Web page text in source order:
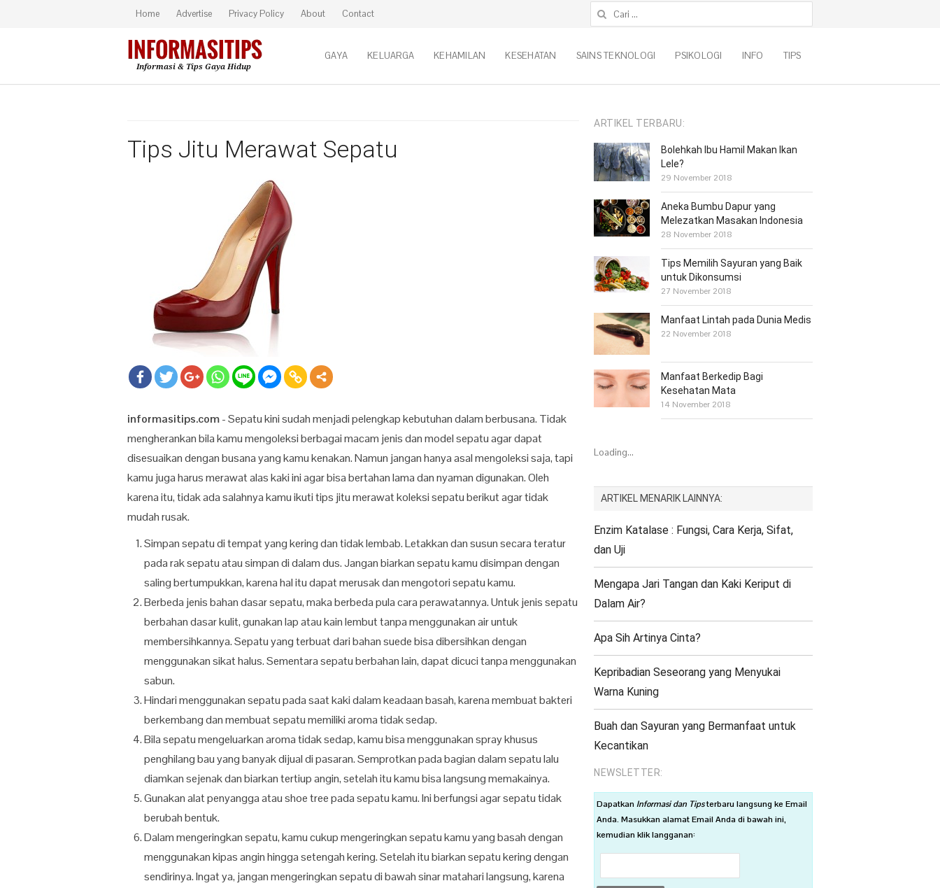
Home Advertise Privacy Policy About Contact Cari untuk:
GAYA KELUARGA KEHAMILAN KESEHATAN SAINS TEKNOLOGI PSIKOLOGI INFO TIPS
Tips Jitu Merawat Sepatu
informasitips.com- Sepatu kini sudah menjadi pelengkap kebutuhan dalam berbusana. Tidak
mengherankan bila kamu mengoleksi berbagai macam jenis dan model sepatu agar dapat
disesuaikan dengan busana yang kamu kenakan. Namun jangan hanya asal mengoleksi saja, tapi
kamu juga harus merawat alas kaki ini agar bisa bertahan lama dan nyaman digunakan. Oleh
karena itu, tidak ada salahnya kamu ikuti tips jitu merawat koleksi sepatu berikut agar tidak
mudah rusak.
Simpan sepatu di tempat yang kering dan tidak lembab. Letakkan dan susun secara teratur
pada rak sepatu atau simpan di dalam dus. Jangan biarkan sepatu kamu disimpan dengan
saling bertumpukkan, karena hal itu dapat merusak dan mengotori sepatu kamu.
Berbeda jenis bahan dasar sepatu, maka berbeda pula cara perawatannya. Untuk jenis sepatu
berbahan dasar kulit, gunakan lap atau kain lembut tanpa menggunakan air untuk
membersihkannya. Sepatu yang terbuat dari bahan suede bisa dibersihkan dengan
menggunakan sikat halus. Sementara sepatu berbahan lain, dapat dicuci tanpa menggunakan
sabun.
Hindari menggunakan sepatu pada saat kaki dalam keadaan basah, karena membuat bakteri
berkembang dan membuat sepatu memiliki aroma tidak sedap.
Bila sepatu mengeluarkan aroma tidak sedap, kamu bisa menggunakan spray khusus
penghilang bau yang banyak dijual di pasaran. Semprotkan pada bagian dalam sepatu lalu
diamkan sejenak dan biarkan tertiup angin, setelah itu kamu bisa langsung memakainya.
Gunakan alat penyangga atau shoe tree pada sepatu kamu. Ini berfungsi agar sepatu tidak
berubah bentuk.
Dalam mengeringkan sepatu, kamu cukup mengeringkan sepatu kamu yang basah dengan
menggunakan kipas angin hingga setengah kering. Setelah itu biarkan sepatu kering dengan
sendirinya. Ingat ya, jangan mengeringkan sepatu di bawah sinar matahari langsung, karena
ARTIKEL TERBARU:
Bolehkah Ibu Hamil Makan Ikan
Lele?
29 November 2018
Aneka Bumbu Dapur yang
Melezatkan Masakan Indonesia
28 November 2018
Tips Memilih Sayuran yang Baik
untuk Dikonsumsi
27 November 2018
Manfaat Lintah pada Dunia Medis
22 November 2018
Manfaat Berkedip Bagi
Kesehatan Mata
14 November 2018
Loading...
ARTIKEL MENARIK LAINNYA:
Enzim Katalase : Fungsi, Cara Kerja, Sifat,
dan Uji
Mengapa Jari Tangan dan Kaki Keriput di
Dalam Air?
Apa Sih Artinya Cinta?
Kepribadian Seseorang yang Menyukai
Warna Kuning
Buah dan Sayuran yang Bermanfaat untuk
Kecantikan
NEWSLETTER:
DapatkanInformasi dan Tipsterbaru langsung ke Email
Anda. Masukkan alamat Email Anda di bawah ini,
kemudian klik langganan: